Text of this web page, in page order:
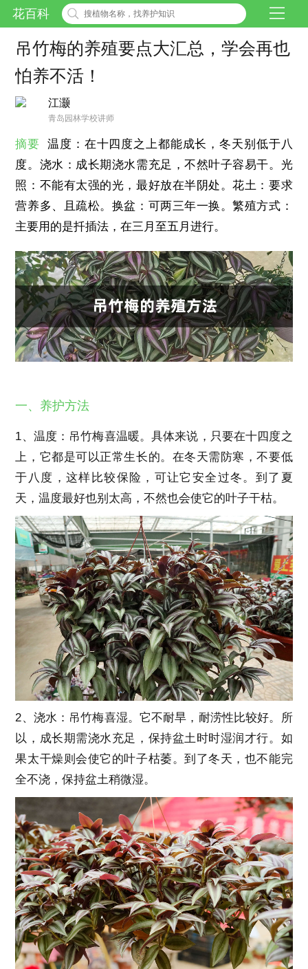
花百科
吊竹梅的养殖要点大汇总，学会再也
怕养不活！
江灏
青岛园林学校讲师
摘要
温度：在十四度之上都能成长，冬天别低于八
度。浇水：成长期浇水需充足，不然叶子容易干。光
照：不能有太强的光，最好放在半阴处。花土：要求
营养多、且疏松。换盆：可两三年一换。繁殖方式：
主要用的是扦插法，在三月至五月进行。
一、养护方法
1、温度：吊竹梅喜温暖。具体来说，只要在十四度之
上，它都是可以正常生长的。在冬天需防寒，不要低
于八度，这样比较保险，可让它安全过冬。到了夏
天，温度最好也别太高，不然也会使它的叶子干枯。
2、浇水：吊竹梅喜湿。它不耐旱，耐涝性比较好。所
以，成长期需浇水充足，保持盆土时时湿润才行。如
果太干燥则会使它的叶子枯萎。到了冬天，也不能完
全不浇，保持盆土稍微湿。